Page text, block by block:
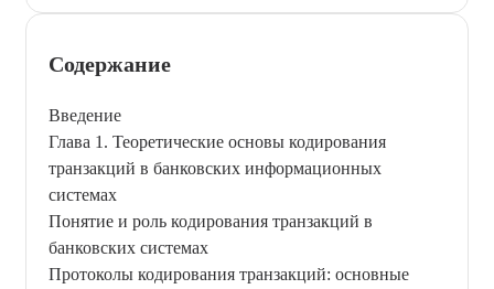
Содержание
Введение
Глава 1. Теоретические основы кодирования
транзакций в банковских информационных
системах
Понятие и роль кодирования транзакций в
банковских системах
Протоколы кодирования транзакций: основные